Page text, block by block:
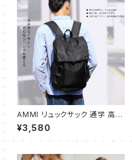
AMMI リュックサック 通学 高校
生 大学生 人気 メンズ バックパ
ック 大容量 ビジネスリュック お
¥3,580